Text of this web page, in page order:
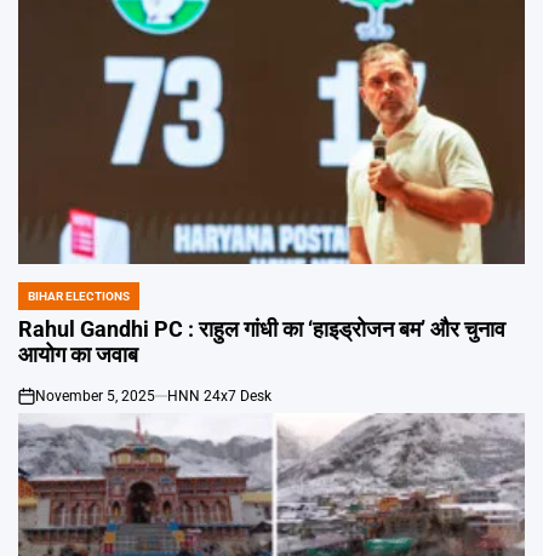
POSTED
IN
BIHAR ELECTIONS
Rahul Gandhi PC : राहुल गांधी का ‘हाइड्रोजन बम’ और चुनाव
आयोग का जवाब
on
November 5, 2025 HNN 24x7 Desk